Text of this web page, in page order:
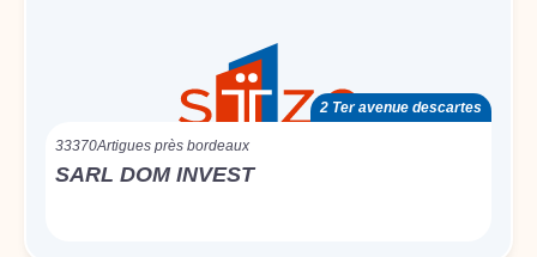
2 Ter avenue descartes
33370Artigues près bordeaux
SARL DOM INVEST